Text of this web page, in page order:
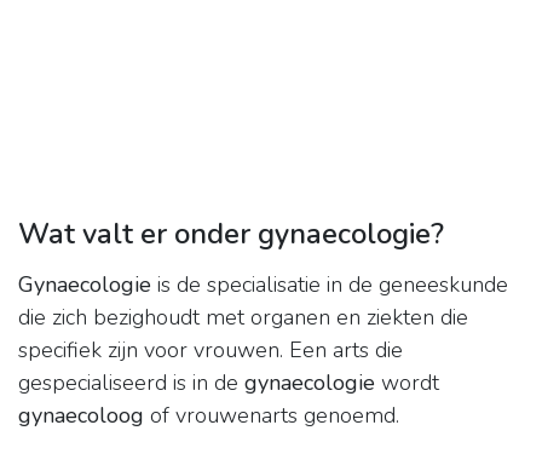
Wat valt er onder gynaecologie?
Gynaecologie is de specialisatie in de geneeskunde
die zich bezighoudt met organen en ziekten die
specifiek zijn voor vrouwen. Een arts die
gespecialiseerd is in de gynaecologie wordt
gynaecoloog of vrouwenarts genoemd.